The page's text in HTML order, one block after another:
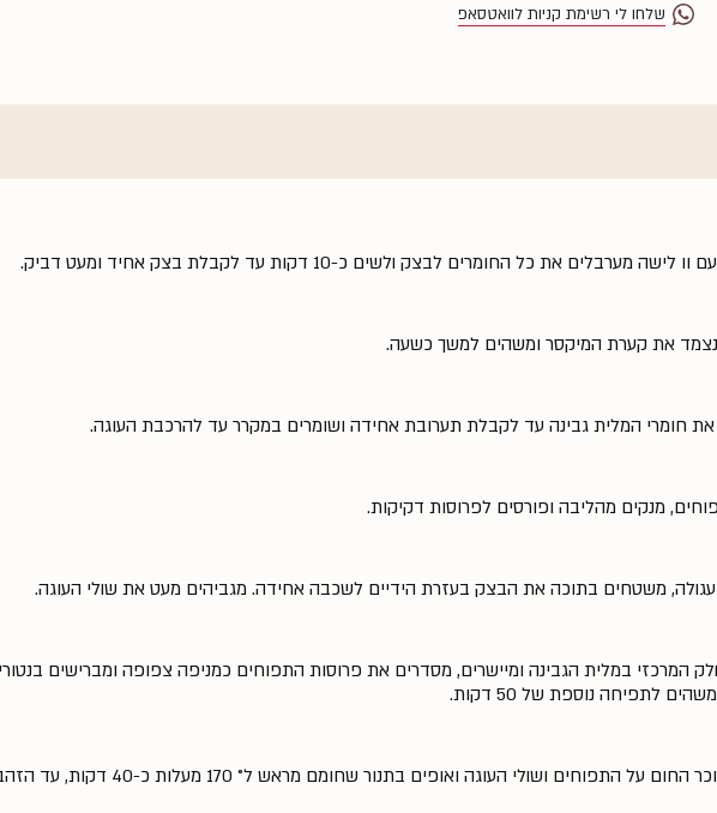
שלחו לי רשימת קניות לוואטסאפ
מערבלים את כל החומרים לבצק ולשים כ-10 דקות עד לקבלת בצק אחיד ומעט דביק.
נצמד את קערת המיקסר ומשהים למשך כשעה.
את חומרי המלית גבינה עד לקבלת תערובת אחידה ושומרים במקרר עד להרכבת העוגה.
מנקים מהליבה ופורסים לפרוסות דקיקות.
משטחים בתוכה את הבצק בעזרת הידיים לשכבה אחידה. מגביהים מעט את שולי העוגה.
המרכזי במלית הגבינה ומיישרים, מסדרים את פרוסות התפוחים כמניפה צפופה ומברישים
לתפיחה נוספת של 50 דקות.
מפזרים את הסוכר החום על התפוחים ושולי העוגה ואופים בתנור